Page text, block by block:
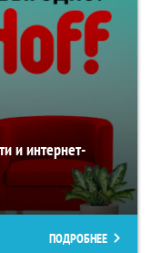
и интернет-
ПОДРОБНЕЕ